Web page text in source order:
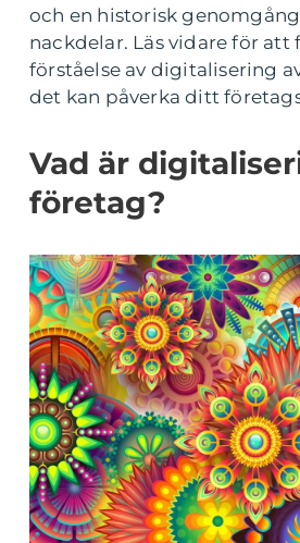
och en historisk
nackdelar. Läs vidare för att
förståelse av digitalisering
det kan påverka ditt
Vad är
företag?